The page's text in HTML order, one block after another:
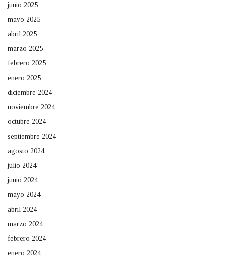
junio 2025
mayo 2025
abril 2025
marzo 2025
febrero 2025
enero 2025
diciembre 2024
noviembre 2024
octubre 2024
septiembre 2024
agosto 2024
julio 2024
junio 2024
mayo 2024
abril 2024
marzo 2024
febrero 2024
enero 2024